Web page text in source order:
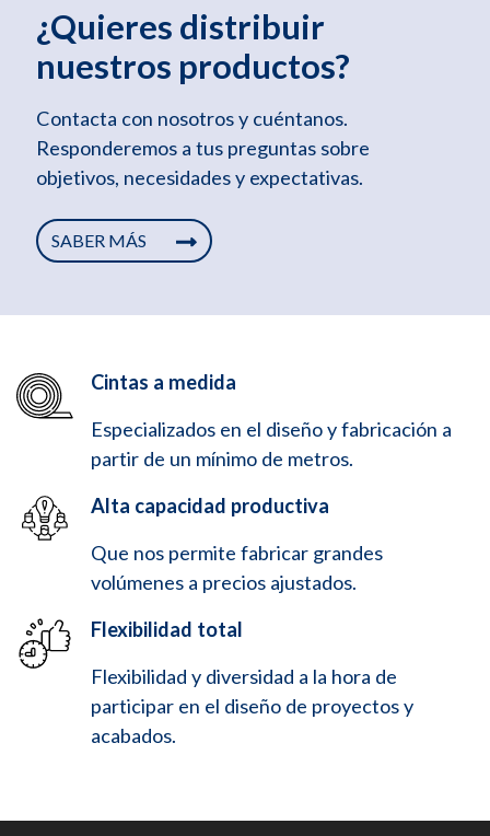
¿Quieres distribuir
nuestros productos?
Contacta con nosotros y cuéntanos.
Responderemos a tus preguntas sobre
objetivos, necesidades y expectativas.
SABER MÁS
Cintas a medida
Especializados en el diseño y fabricación a
partir de un mínimo de metros.
Alta capacidad productiva
Que nos permite fabricar grandes
volúmenes a precios ajustados.
Flexibilidad total
Flexibilidad y diversidad a la hora de
participar en el diseño de proyectos y
acabados.